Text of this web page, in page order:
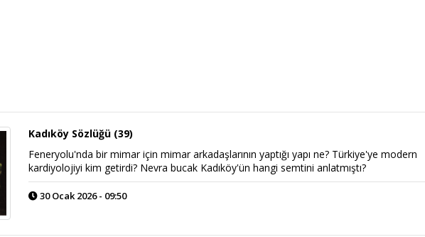
Kadıköy Sözlüğü (39)
Feneryolu'nda bir mimar için mimar arkadaşlarının yaptığı yapı ne? Türkiye'ye modern
kardiyolojiyi kim getirdi? Nevra bucak Kadıköy'ün hangi semtini anlatmıştı?
30 Ocak 2026 - 09:50